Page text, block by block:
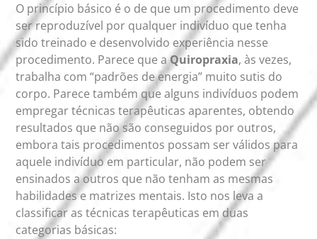
O princípio básico é o de que um procedimento deve
ser reproduzível por qualquer indivíduo que tenha
sido treinado e desenvolvido experiência nesse
procedimento. Parece que aQuiropraxia, às vezes,
trabalha com “padrões de energia” muito sutis do
corpo. Parece também que alguns indivíduos podem
empregar técnicas terapêuticas aparentes, obtendo
resultados que não são conseguidos por outros,
embora tais procedimentos possam ser válidos para
aquele indivíduo em particular, não podem ser
ensinados a outros que não tenham as mesmas
habilidades e matrizes mentais. Isto nos leva a
classificar as técnicas terapêuticas em duas
categorias básicas: